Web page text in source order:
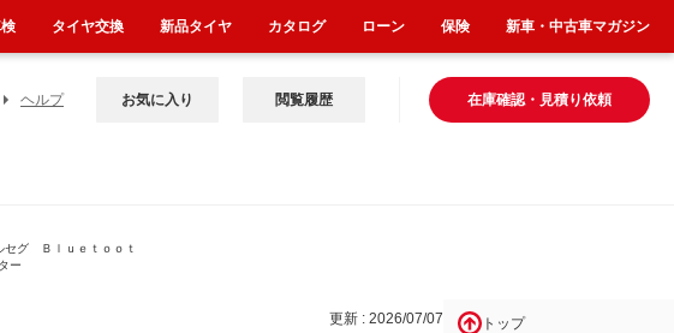
ヘルプ 在庫確認・見積り依頼
お気に入り 閲覧履歴
グ Ｂｌｕｅｔｏｏｔ
ー
更新 : 2026/07/07 トップ
タイヤ交換 新品タイヤ カタログ ローン 保険 新車・中古車マガジン